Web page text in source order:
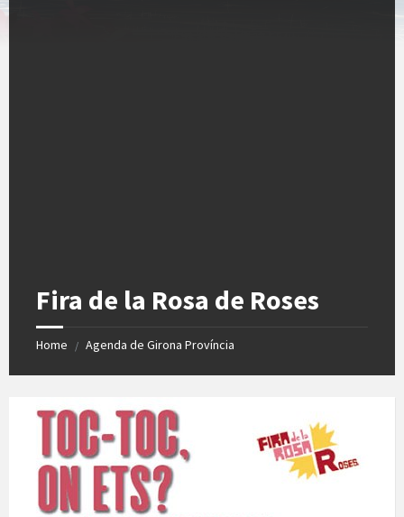
Fira de la Rosa de Roses
Home / Agenda de Girona Província